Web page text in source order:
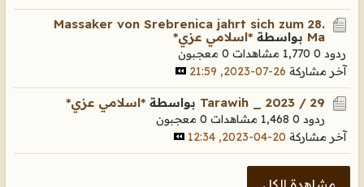
Massaker von Srebrenica jahrt sich zum 28.
Ma بواسطة *اسلامي عزي*
ردود 0 1,770 مشاهدات
0 معجبون
آخر مشاركة 26-07-2023, 21:59
Tarawih _ 2023 / 29 بواسطة *اسلامي عزي*
ردود 0 1,468 مشاهدات
0 معجبون
آخر مشاركة 20-04-2023, 12:34